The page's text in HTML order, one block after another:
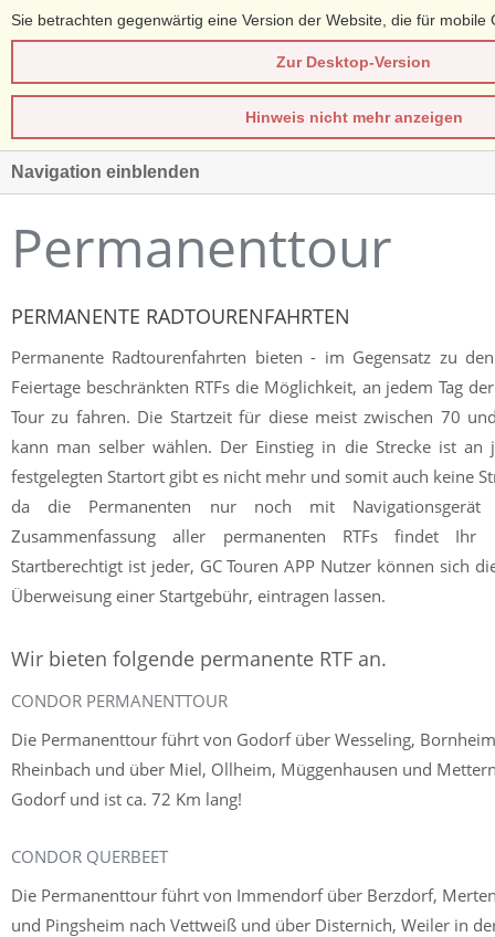
Sie betrachten gegenwärtig eine Version der Website, die für mobile
Zur Desktop-Version
Hinweis nicht mehr anzeigen
Navigation einblenden
Permanenttour
PERMANENTE RADTOURENFAHRTEN
Permanente Radtourenfahrten bieten - im Gegensatz zu
Feiertage beschränkten RTFs die Möglichkeit, an jedem Tag
Tour zu fahren. Die Startzeit für diese meist zwischen 70
kann man selber wählen. Der Einstieg in die Strecke ist an
festgelegten Startort gibt es nicht mehr und somit auch keine
da die Permanenten nur noch mit Navigationsgerät
Zusammenfassung aller permanenten RTFs findet Ihr
Startberechtigt ist jeder, GC Touren APP Nutzer können sich
Überweisung einer Startgebühr, eintragen lassen.
Wir bieten folgende permanente RTF an.
CONDOR PERMANENTTOUR
Die Permanenttour führt von Godorf über Wesseling,
Rheinbach und über Miel, Ollheim, Müggenhausen und
Godorf und ist ca. 72 Km lang!
CONDOR QUERBEET
Die Permanenttour führt von Immendorf über Berzdorf,
und Pingsheim nach Vettweiß und über Disternich, Weiler in